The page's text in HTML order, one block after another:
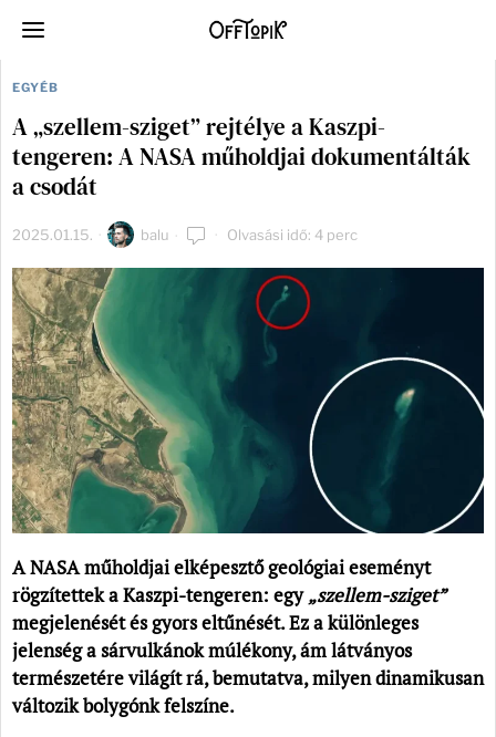
EGYÉB
A „szellem-sziget” rejtélye a Kaszpi-
tengeren: A NASA műholdjai dokumentálták
a csodát
2025.01.15. balu Olvasási idő: 4 perc
A NASA műholdjai elképesztő geológiai eseményt
rögzítettek a Kaszpi-tengeren: egy„szellem-sziget”
megjelenését és gyors eltűnését. Ez a különleges
jelenség a sárvulkánok múlékony, ám látványos
természetére világít rá, bemutatva, milyen dinamikusan
változik bolygónk felszíne.